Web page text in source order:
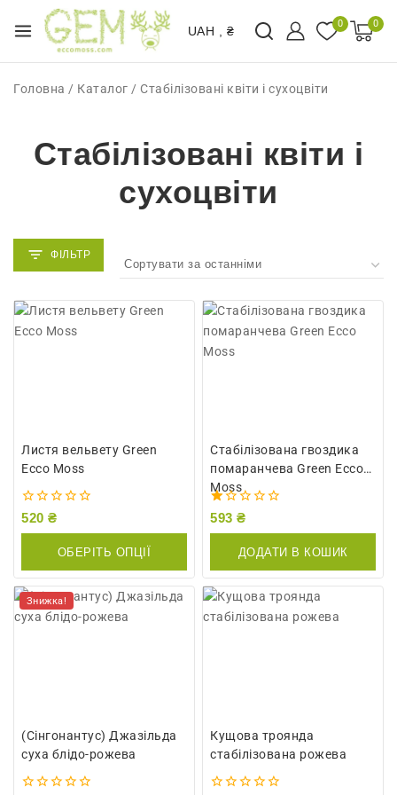
UAH , ₴
0 0
Головна / Каталог / Стабілізовані квіти і сухоцвіти
Стабілізовані квіти і
сухоцвіти
Листя вельвету Green
Ecco Moss
0
520 ₴
ОБЕРІТЬ ОПЦІЇ
Стабілізована гвоздика
помаранчева Green Ecco
Moss
1.00
593 ₴
ДОДАТИ В КОШИК
Знижка!
(Сінгонантус) Джазільда ​​
суха блідо-рожева
Кущова троянда
стабілізована рожева